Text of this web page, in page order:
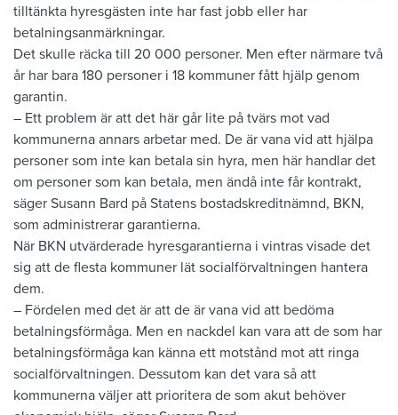
tilltänkta hyresgästen inte har fast jobb eller har
betalningsanmärkningar.
Det skulle räcka till 20 000 personer. Men efter närmare två
år har bara 180 personer i 18 kommuner fått hjälp genom
garantin.
– Ett problem är att det här går lite på tvärs mot vad
kommunerna annars arbetar med. De är vana vid att hjälpa
personer som inte kan betala sin hyra, men här handlar det
om personer som kan betala, men ändå inte får kontrakt,
säger Susann Bard på Statens bostadskreditnämnd, BKN,
som administrerar garantierna.
När BKN utvärderade hyresgarantierna i vintras visade det
sig att de flesta kommuner lät socialförvaltningen hantera
dem.
– Fördelen med det är att de är vana vid att bedöma
betalningsförmåga. Men en nackdel kan vara att de som har
betalningsförmåga kan känna ett motstånd mot att ringa
socialförvaltningen. Dessutom kan det vara så att
kommunerna väljer att prioritera de som akut behöver